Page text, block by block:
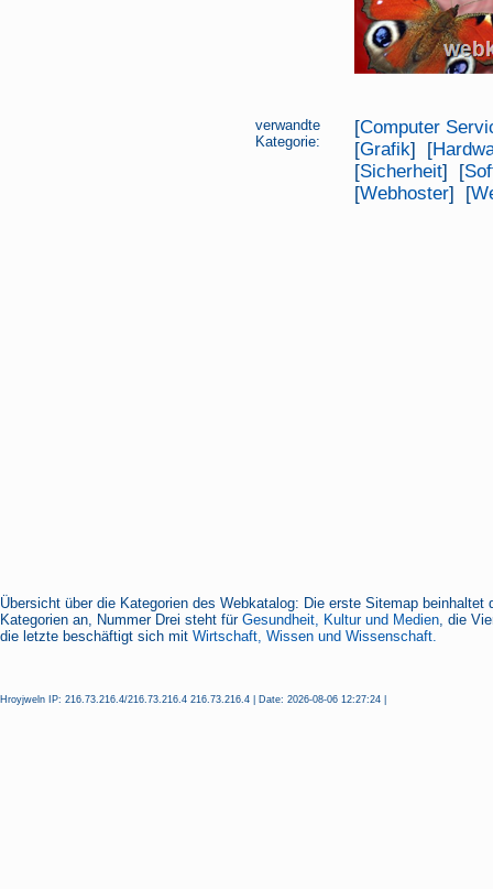
verwandte
Kategorie:
[Computer
[Grafik] [
[Sicherheit] [
[Webhoster] [
Übersicht über die Kategorien des Webkatalog: Die erste Sitemap beinhaltet
Kategorien an, Nummer Drei steht für Gesundheit, Kultur und Medien, die
die letzte beschäftigt sich mit Wirtschaft, Wissen und Wissenschaft.
Hroyjweln IP: 216.73.216.4/216.73.216.4 216.73.216.4 | Date: 2026-08-06 12:27:24 |